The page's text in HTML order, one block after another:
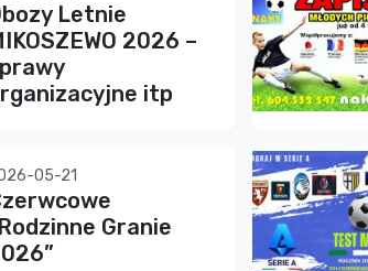
Letnie
2026 –
itp
05-21
Granie